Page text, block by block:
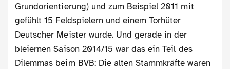
Grundorientierung) und zum Beispiel 2011 mit
gefühlt 15 Feldspielern und einem Torhüter
Deutscher Meister wurde. Und gerade in der
bleiernen Saison 2014/15 war das ein Teil des
Dilemmas beim BVB: Die alten Stammkräfte waren